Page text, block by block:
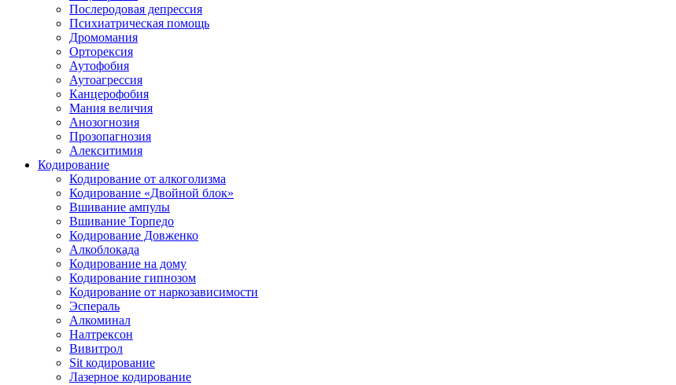
Послеродовая депрессия
Психиатрическая помощь
Дромомания
Орторексия
Аутофобия
Аутоагрессия
Канцерофобия
Мания величия
Анозогнозия
Прозопагнозия
Алекситимия
Кодирование
Кодирование от алкоголизма
Кодирование «Двойной блок»
Вшивание ампулы
Вшивание Торпедо
Кодирование Довженко
Алкоблокада
Кодирование на дому
Кодирование гипнозом
Кодирование от наркозависимости
Эспераль
Алкоминал
Налтрексон
Вивитрол
Sit кодирование
Лазерное кодирование